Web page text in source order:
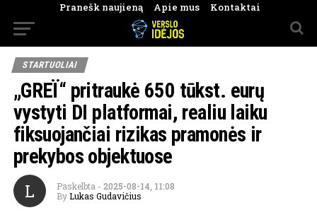
Pranešk naujieną Apie mus Kontaktai
STARTUOLIAI
„GREÏ“ pritraukė 650 tūkst. eurų
vystyti DI platformai, realiu laiku
fiksuojančiai rizikas pramonės ir
prekybos objektuose
L Paskelbta - 2025-08-14, 11:08
By Lukas Gudavičius